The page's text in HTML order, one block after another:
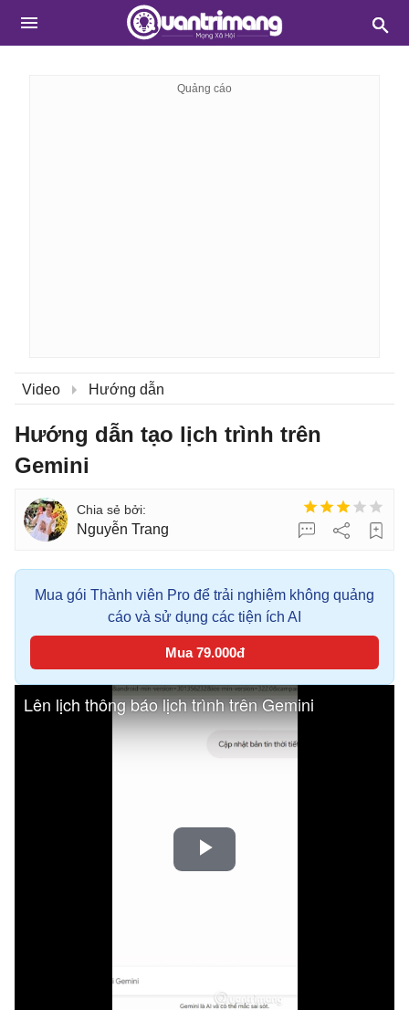
Video Hướng dẫn
Hướng dẫn tạo lịch trình trên
Gemini
Nguyễn Trang
Mua gói Thành viên Pro để trải nghiệm không quảng
cáo và sử dụng các tiện ích AI
Mua 79.000đ